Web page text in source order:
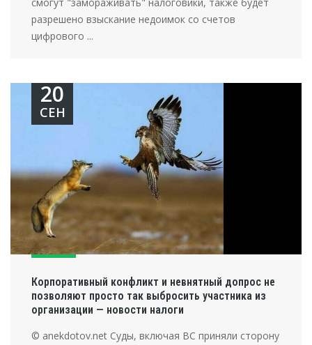
разрешено взыскание недоимок со счетов
цифрового ...
Корпоративный конфликт и невнятный допрос не
позволяют просто так выбросить участника из
организации — новости налоги
20
СЕН
© anekdotov.net Суды, включая ВС приняли сторону